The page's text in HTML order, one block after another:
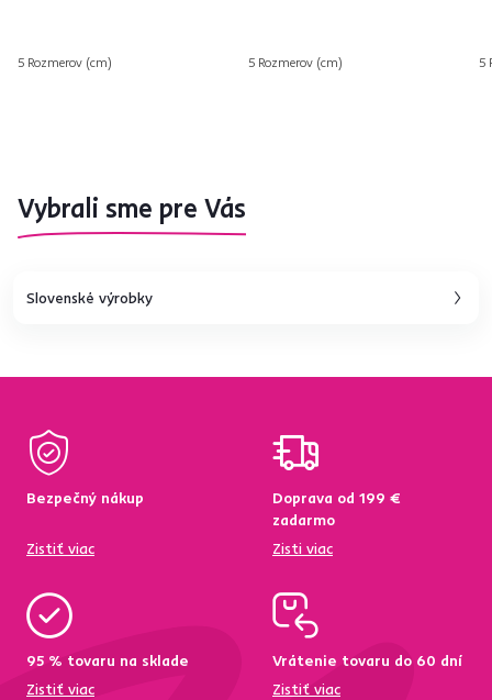
5 Rozmerov (cm) 5 Rozmerov (cm) 5
Vybrali sme pre Vás
Slovenské výrobky
Bezpečný nákup
Zistiť viac
Doprava od 199 €
zadarmo
Zisti viac
95 % tovaru na sklade
Zistiť viac
Vrátenie tovaru do 60 dní
Zistiť viac